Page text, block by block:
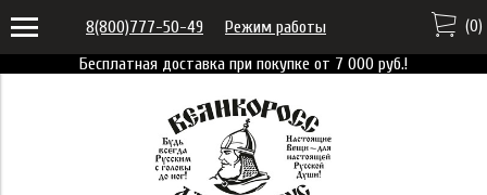
Бесплатная доставка при покупке от 7 000 руб.!
8(800)777-50-49 Режим работы (0)